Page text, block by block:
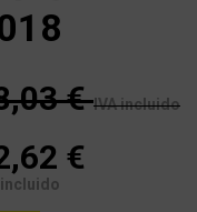
€ IVA incluido
€
incluido